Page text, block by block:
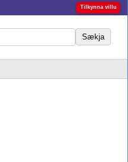
Tilkynna villu
Sækja